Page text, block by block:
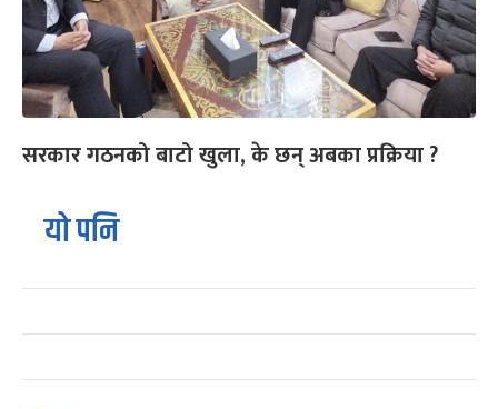
सरकार गठनको बाटो खुला, के छन् अबका प्रक्रिया ?
यो पनि